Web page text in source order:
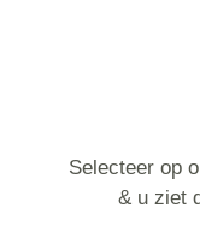
Selecteer op
& u ziet